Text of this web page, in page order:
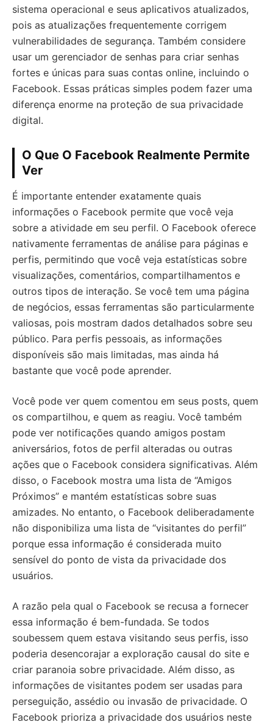
sistema operacional e seus aplicativos atualizados,
pois as atualizações frequentemente corrigem
vulnerabilidades de segurança. Também considere
usar um gerenciador de senhas para criar senhas
fortes e únicas para suas contas online, incluindo o
Facebook. Essas práticas simples podem fazer uma
diferença enorme na proteção de sua privacidade
digital.
O Que O Facebook Realmente Permite
Ver
É importante entender exatamente quais
informações o Facebook permite que você veja
sobre a atividade em seu perfil. O Facebook oferece
nativamente ferramentas de análise para páginas e
perfis, permitindo que você veja estatísticas sobre
visualizações, comentários, compartilhamentos e
outros tipos de interação. Se você tem uma página
de negócios, essas ferramentas são particularmente
valiosas, pois mostram dados detalhados sobre seu
público. Para perfis pessoais, as informações
disponíveis são mais limitadas, mas ainda há
bastante que você pode aprender.
Você pode ver quem comentou em seus posts, quem
os compartilhou, e quem as reagiu. Você também
pode ver notificações quando amigos postam
aniversários, fotos de perfil alteradas ou outras
ações que o Facebook considera significativas. Além
disso, o Facebook mostra uma lista de “Amigos
Próximos” e mantém estatísticas sobre suas
amizades. No entanto, o Facebook deliberadamente
não disponibiliza uma lista de “visitantes do perfil”
porque essa informação é considerada muito
sensível do ponto de vista da privacidade dos
usuários.
A razão pela qual o Facebook se recusa a fornecer
essa informação é bem-fundada. Se todos
soubessem quem estava visitando seus perfis, isso
poderia desencorajar a exploração causal do site e
criar paranoia sobre privacidade. Além disso, as
informações de visitantes podem ser usadas para
perseguição, assédio ou invasão de privacidade. O
Facebook prioriza a privacidade dos usuários neste